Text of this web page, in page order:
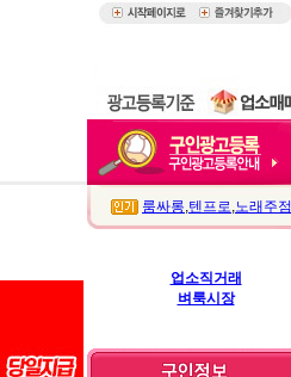
룸싸롱,텐프로,노래주점
업소직거래
벼룩시장